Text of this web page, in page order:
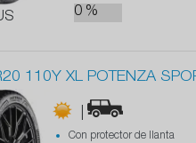
0 %
110Y XL POTENZA
|
Con protector de llanta